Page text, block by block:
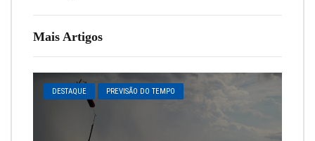
Mais Artigos
DESTAQUE PREVISÃO DO TEMPO